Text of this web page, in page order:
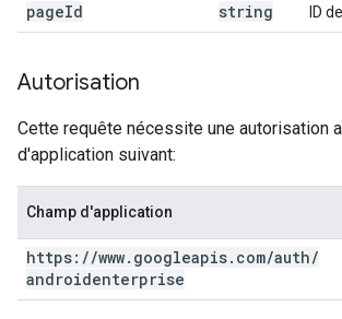
pageId string ID
Autorisation
Cette requête nécessite une autorisation
d'application suivant:
Champ d'application
https: //www. googleapis. com/auth/
androidenterprise